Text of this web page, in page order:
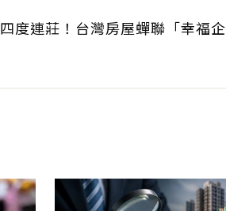
四度連莊！台灣房屋蟬聯「幸福企